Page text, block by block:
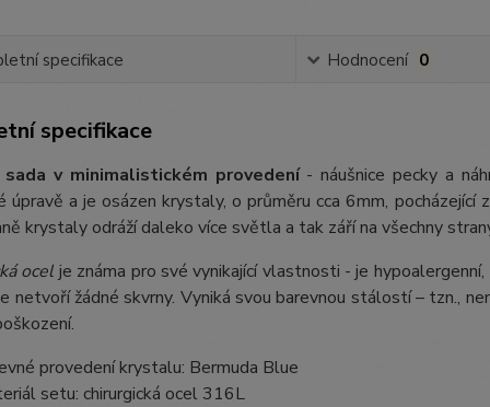
specifikace Hodnocení 0
specifikace
v minimalistickém provedení- náušnice pecky a
úpravě a je osázen krystaly, o průměru cca 6mm,
krystaly odráží daleko více světla a tak září na všechny
ocel je známa pro své vynikající vlastnosti - je
netvoří žádné skvrny. Vyniká svou barevnou stálostí – tzn.,
provedení krystalu: Bermuda Blue
setu: chirurgická ocel 316L